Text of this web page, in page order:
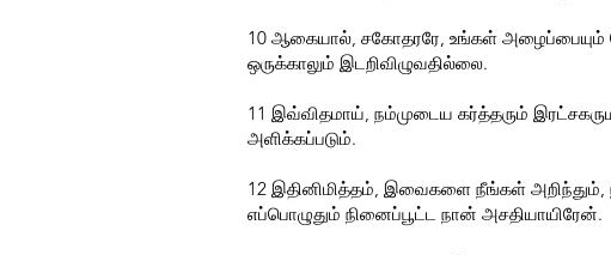
10 ஆகையால், சகோதரரே, உங்கள் அழைப்பையும்
ஒருக்காலும் இடறிவிழுவதில்லை.
11 இவ்விதமாய், நம்முடைய கர்த்தரும்
அளிக்கப்படும்.
12 இதினிமித்தம், இவைகளை நீங்கள் அறிந்தும்,
எப்பொழுதும் நினைப்பூட்ட நான் அசதியாயிரேன்.